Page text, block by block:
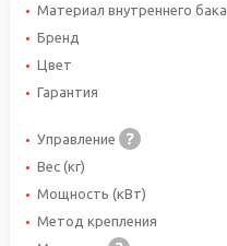
Материал внутреннего бака
Бренд
Цвет
Гарантия
Управление
Вес (кг)
Мощность (кВт)
Метод крепления